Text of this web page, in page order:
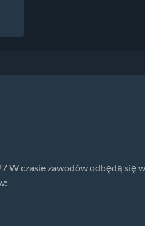
W czasie zawodów odbędą się